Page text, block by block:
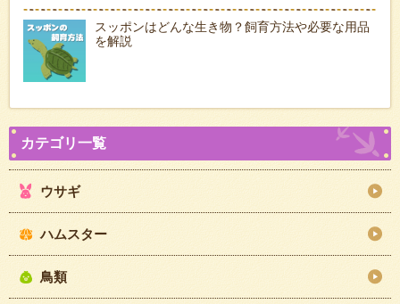
スッポンはどんな生き物？飼育方法や必要な用品
を解説
ウサギ
ハムスター
鳥類